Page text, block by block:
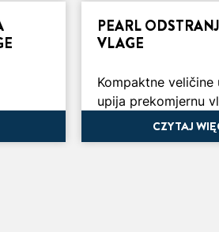
čitanja5 RAZLOGA
PROBLEM S
Glavne prednosti
odstranjivača
PEARL
VLAGE
Kompaktne
upija prekomjernu
CZYTAJ